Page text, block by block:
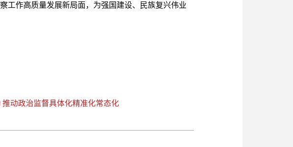
工作高质量发展新局面，为强国建设、民族复兴伟业
推动政治监督具体化精准化常态化